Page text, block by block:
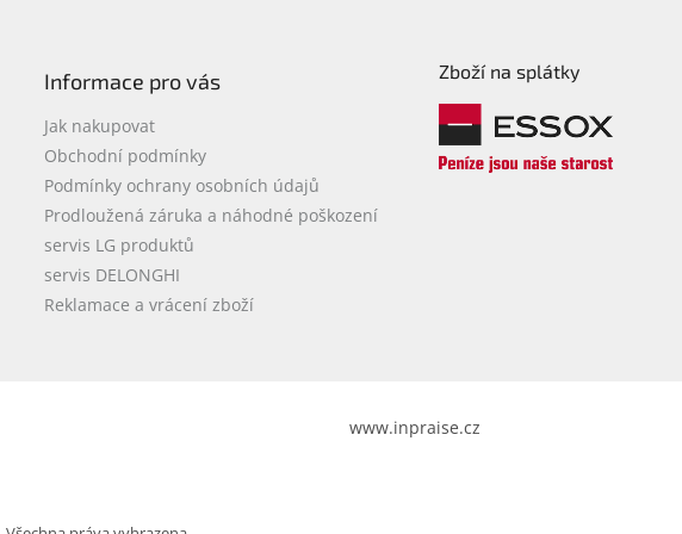
Informace pro vás
Jak nakupovat
Obchodní podmínky
Podmínky ochrany osobních údajů
Prodloužená záruka a náhodné poškození
servis LG produktů
servis DELONGHI
Reklamace a vrácení zboží
Zboží na splátky
www.inpraise.cz